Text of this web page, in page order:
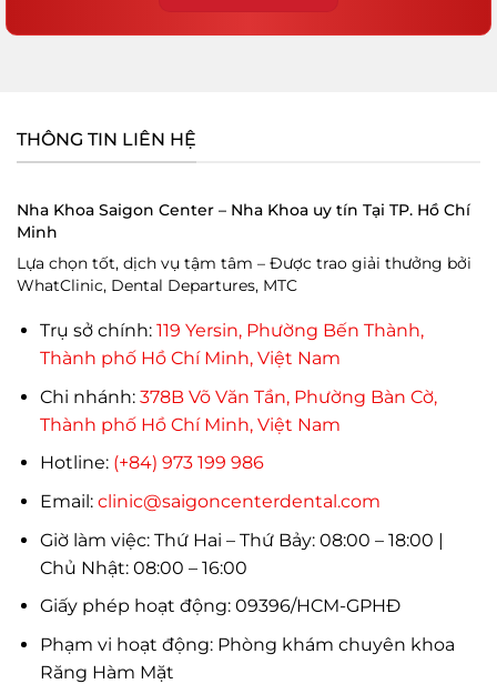
THÔNG TIN LIÊN HỆ
Nha Khoa Saigon Center – Nha Khoa uy tín Tại TP. Hồ Chí
Minh
Lựa chọn tốt, dịch vụ tậm tâm – Được trao giải thưởng bởi
WhatClinic, Dental Departures, MTC
Trụ sở chính: 119 Yersin, Phường Bến Thành,
Thành phố Hồ Chí Minh, Việt Nam
Chi nhánh: 378B Võ Văn Tần, Phường Bàn Cờ,
Thành phố Hồ Chí Minh, Việt Nam
Hotline: (+84) 973 199 986
Email: clinic@saigoncenterdental.com
Giờ làm việc: Thứ Hai – Thứ Bảy: 08:00 – 18:00 |
Chủ Nhật: 08:00 – 16:00
Giấy phép hoạt động: 09396/HCM-GPHĐ
Phạm vi hoạt động: Phòng khám chuyên khoa
Răng Hàm Mặt